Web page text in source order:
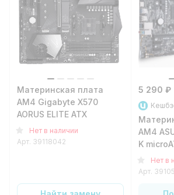
Материнская плата
AM4 Gigabyte X570
AORUS ELITE ATX
Нет в наличии
Арт. 39118042
5 290 ₽
AM4
K
Нет в
Арт.